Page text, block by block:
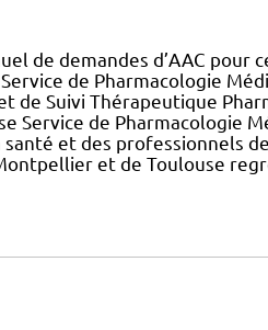
de demandes d’AAC pour
de Pharmacologie
de Suivi Thérapeutique
Service de Pharmacologie
santé et des professionnels
et de Toulouse